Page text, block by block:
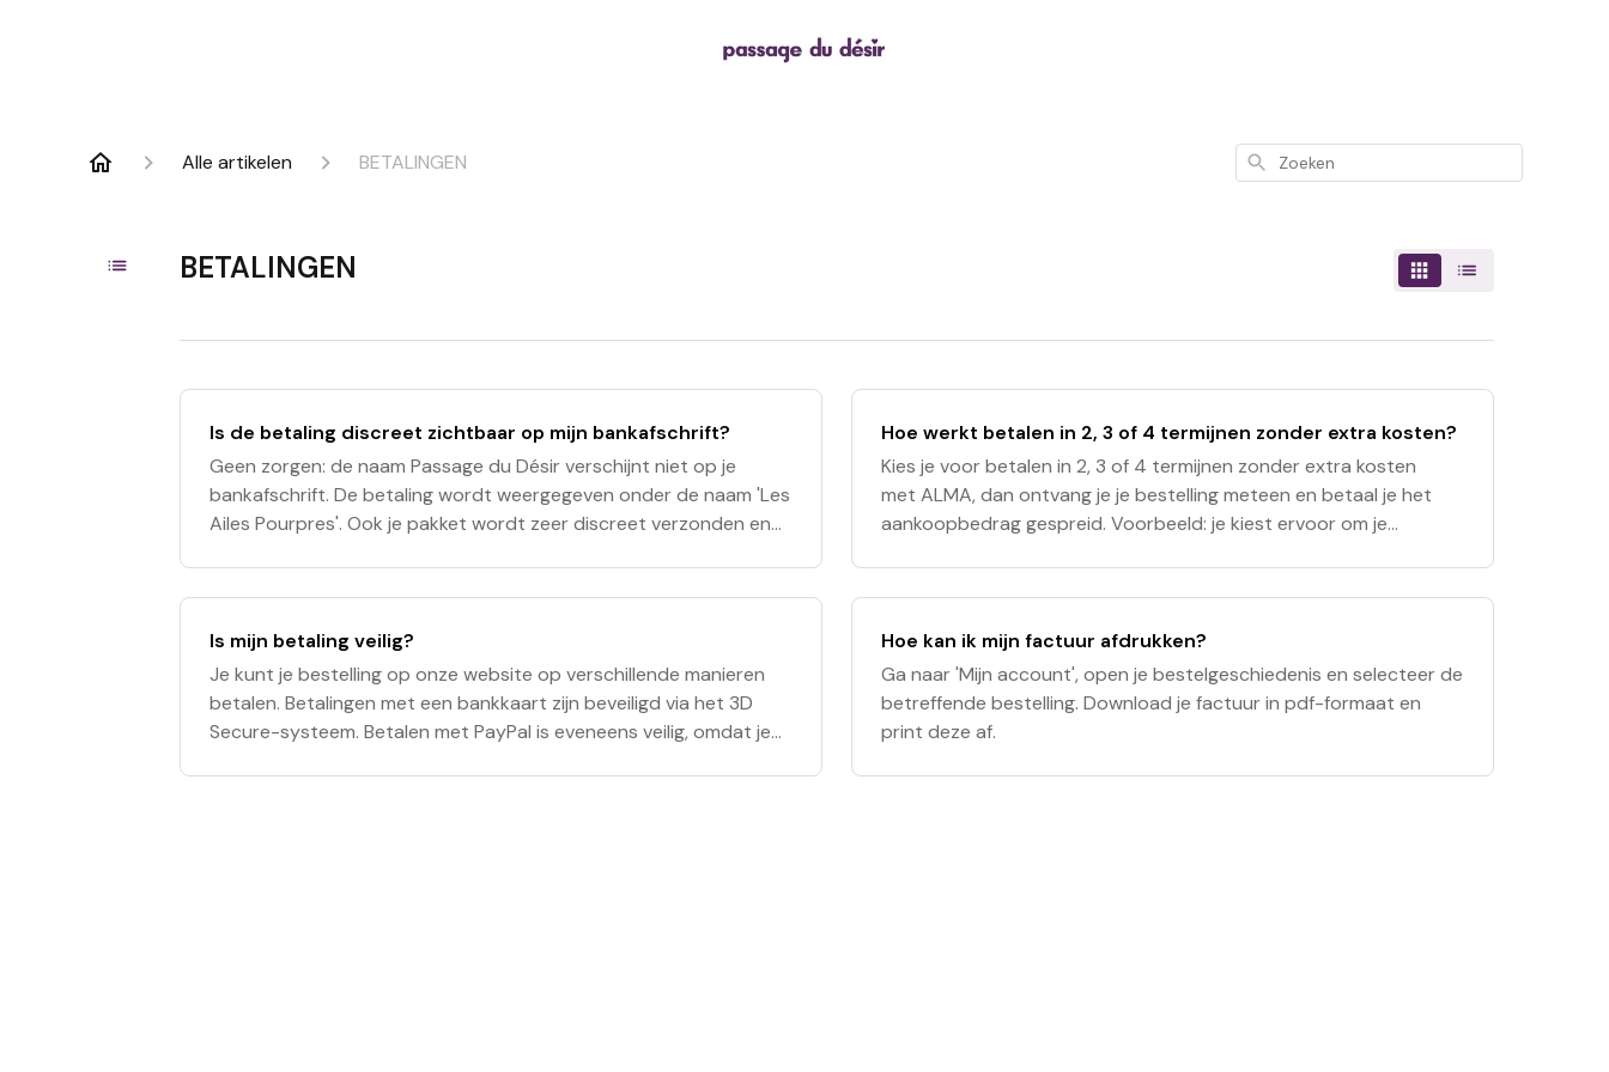
Alle artikelen BETALINGEN Zoeken
BETALINGEN
Is de betaling discreet zichtbaar op mijn bankafschrift?
Geen zorgen: de naam Passage du Désir verschijnt niet op je
bankafschrift. De betaling wordt weergegeven onder de naam 'Les
Ailes Pourpres'. Ook je pakket wordt zeer discreet verzonden en
Hoe werkt betalen in 2, 3 of 4 termijnen zonder extra kosten?
Kies je voor betalen in 2, 3 of 4 termijnen zonder extra kosten
met ALMA, dan ontvang je je bestelling meteen en betaal je het
aankoopbedrag gespreid. Voorbeeld: je kiest ervoor om je
Is mijn betaling veilig?
Je kunt je bestelling op onze website op verschillende manieren
betalen. Betalingen met een bankkaart zijn beveiligd via het 3D
Secure-systeem. Betalen met PayPal is eveneens veilig, omdat je
Hoe kan ik mijn factuur afdrukken?
Ga naar 'Mijn account', open je bestelgeschiedenis en selecteer de
betreffende bestelling. Download je factuur in pdf-formaat en
print deze af.